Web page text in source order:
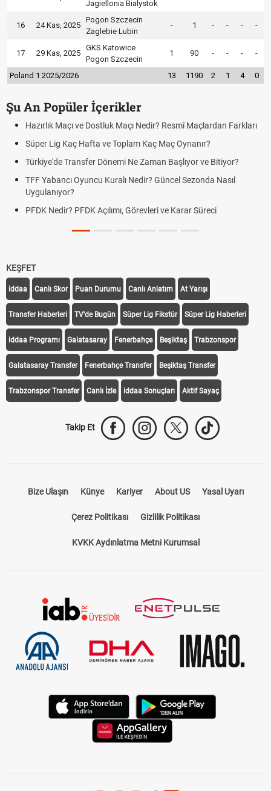
Jagiellonia Bialystok
16 24 Kas, 2025
Pogon Szczecin
Zaglebie Lubin
- 1 - - - -
17 29 Kas, 2025
GKS Katowice
Pogon Szczecin
1 90 - - - -
Poland 1 2025/2026 13 1190 2 1 4 0
Şu An Popüler İçerikler
Hazırlık Maçı ve Dostluk Maçı Nedir? Resmî Maçlardan Farkları
Süper Lig Kaç Hafta ve Toplam Kaç Maç Oynanır?
Türkiye'de Transfer Dönemi Ne Zaman Başlıyor ve Bitiyor?
TFF Yabancı Oyuncu Kuralı Nedir? Güncel Sezonda Nasıl
Uygulanıyor?
PFDK Nedir? PFDK Açılımı, Görevleri ve Karar Süreci
KEŞFET
iddaa Canlı Skor Puan Durumu Canlı Anlatım At Yarışı
Transfer Haberleri TV'de Bugün Süper Lig Fikstür Süper Lig Haberleri
iddaa Programı Galatasaray Fenerbahçe Beşiktaş Trabzonspor
Galatasaray Transfer Fenerbahçe Transfer Beşiktaş Transfer
Trabzonspor Transfer Canlı İzle iddaa Sonuçları Aktif Sayaç
Takip Et
Bize Ulaşın Künye Kariyer About US Yasal Uyarı
Çerez Politikası Gizlilik Politikası
KVKK Aydınlatma Metni Kurumsal